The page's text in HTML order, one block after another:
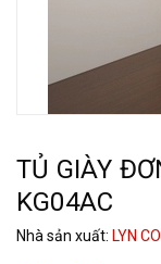
TỦ GIÀY
KG04AC
Nhà sản xuất: LYN